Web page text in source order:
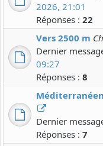
2026, 21:01
Réponses : 22
Vers 2500 m
Dernier
09:27
Réponses : 8
Dernier
Réponses : 7